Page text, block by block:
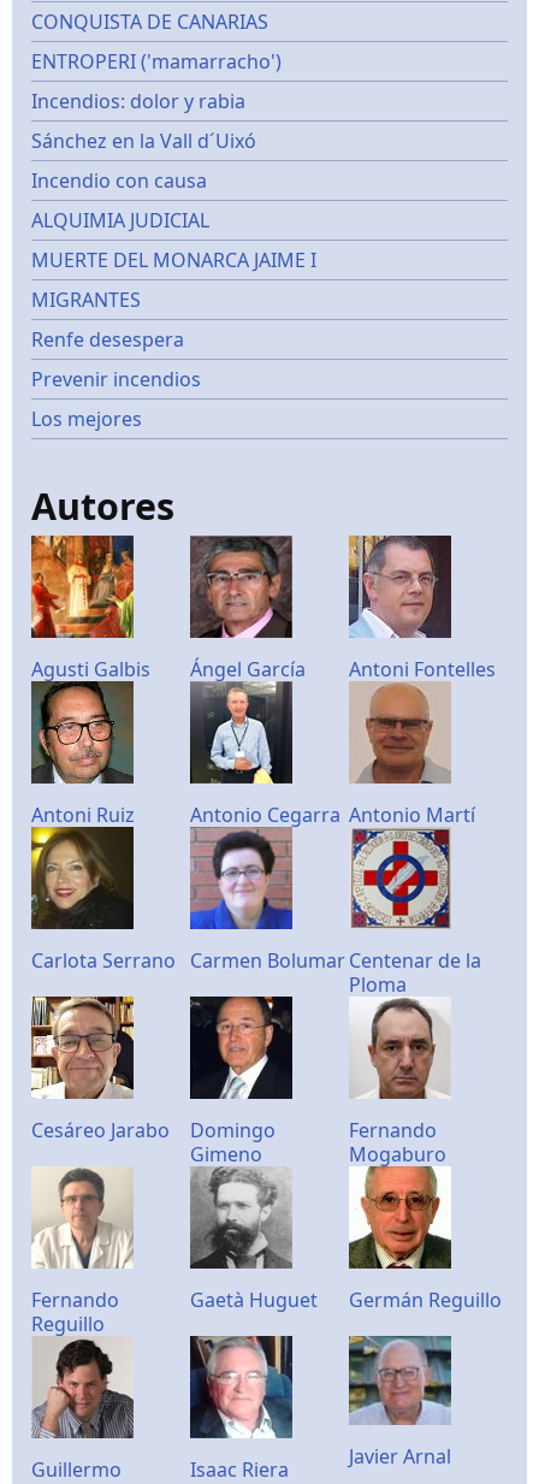
CONQUISTA DE CANARIAS
ENTROPERI ('mamarracho')
Incendios: dolor y rabia
Sánchez en la Vall d´Uixó
Incendio con causa
ALQUIMIA JUDICIAL
MUERTE DEL MONARCA JAIME I
MIGRANTES
Renfe desespera
Prevenir incendios
Los mejores
Autores
Agusti Galbis Ángel García Antoni Fontelles
Antoni Ruiz Antonio Cegarra Antonio Martí
Carlota Serrano Carmen BolumarCentenar de la
Ploma
Cesáreo Jarabo
Domingo
Gimeno
Fernando
Mogaburo
Fernando
Reguillo
Gaetà Huguet Germán Reguillo
Guillermo
Isaac Riera Javier Arnal